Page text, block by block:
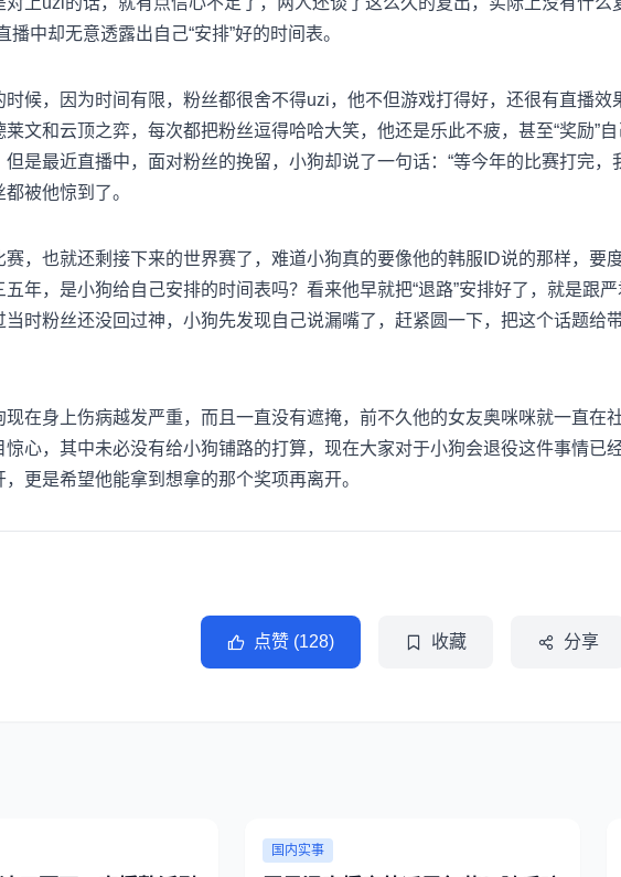
播中却无意透露出自己“安排”好的时间表。
时候，因为时间有限，粉丝都很舍不得uzi，他不但游戏打得好，还很有直播
莱文和云顶之弈，每次都把粉丝逗得哈哈大笑，他还是乐此不疲，甚至“奖励”
但是最近直播中，面对粉丝的挽留，小狗却说了一句话：“等今年的比赛打完，
被他惊到了。
赛，也就还剩接下来的世界赛了，难道小狗真的要像他的韩服ID说的那样，要
五年，是小狗给自己安排的时间表吗？看来他早就把“退路”安排好了，就是跟
当时粉丝还没回过神，小狗先发现自己说漏嘴了，赶紧圆一下，把这个话题给
现在身上伤病越发严重，而且一直没有遮掩，前不久他的女友奥咪咪就一直在
惊心，其中未必没有给小狗铺路的打算，现在大家对于小狗会退役这件事情已
，更是希望他能拿到想拿的那个奖项再离开。
点赞 (128) 收藏 分享
国内实事